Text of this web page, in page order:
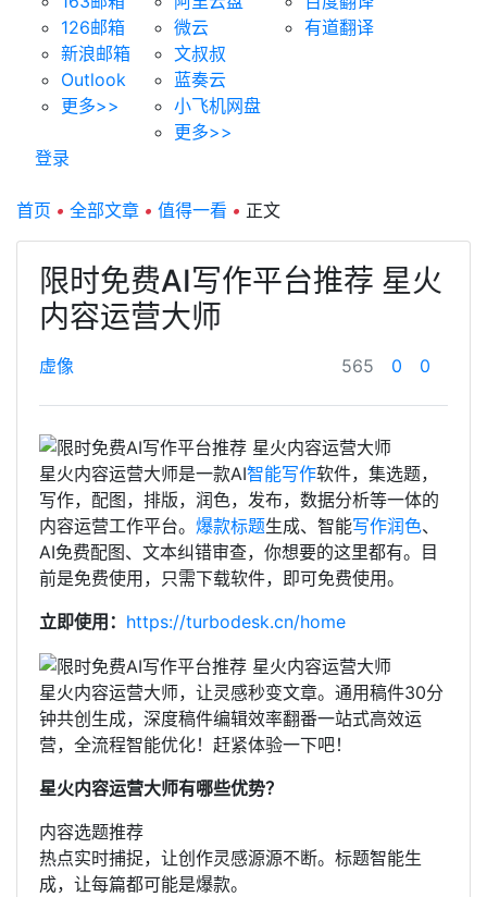
126邮箱
新浪邮箱
Outlook
更多>>
微云
文叔叔
蓝奏云
小飞机网盘
更多>>
有道翻译
登录
首页 • 全部文章 • 值得一看 • 正文
限时免费AI写作平台推荐 星火
内容运营大师
虚像 565 0 0
星火内容运营大师是一款AI智能写作软件，集选题，
写作，配图，排版，润色，发布，数据分析等一体的
内容运营工作平台。 爆款标题生成、智能写作润色、
AI免费配图、文本纠错审查，你想要的这里都有。目
前是免费使用，只需下载软件，即可免费使用。
立即使用： https://turbodesk.cn/home
星火内容运营大师，让灵感秒变文章。通用稿件30分
钟共创生成，深度稿件编辑效率翻番一站式高效运
营，全流程智能优化！赶紧体验一下吧！
星火内容运营大师有哪些优势？
内容选题推荐
热点实时捕捉，让创作灵感源源不断。标题智能生
成，让每篇都可能是爆款。